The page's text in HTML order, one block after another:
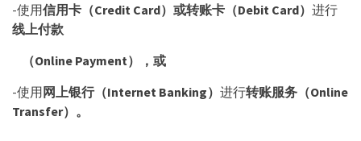
-使用信用卡（Credit Card）或转账卡（Debit Card） 进行
线上付款
（Online Payment）
，或
-使用网上银行（Internet Banking） 进行转账服务（Online
Transfer）。